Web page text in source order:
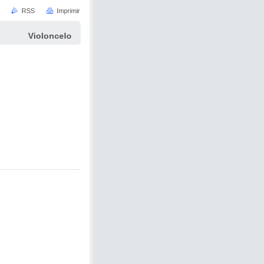
Violoncelo
RSS Imprimir